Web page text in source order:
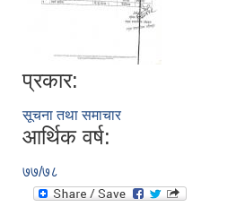
प्रकार:
सूचना तथा समाचार
आर्थिक वर्ष:
७७/७८